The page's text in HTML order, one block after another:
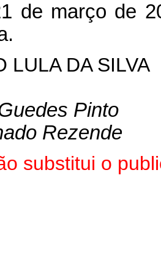
de março de
LULA DA SILVA
Pinto
Rezende
substitui o